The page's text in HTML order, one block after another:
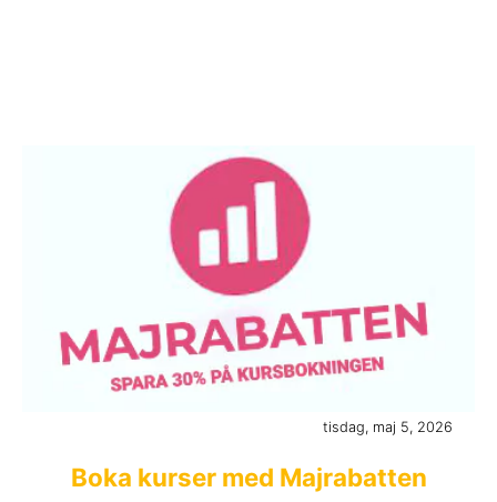
tisdag, maj 5, 2026
Boka kurser med Majrabatten